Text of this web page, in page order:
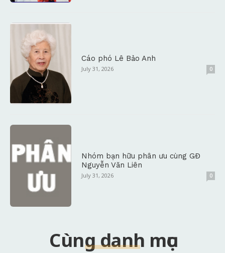
Cáo phó Lê Bảo Anh
July 31, 2026 0
Nhóm bạn hữu phân ưu cùng GĐ
Nguyễn Văn Liên
July 31, 2026 0
Cùng danh mục